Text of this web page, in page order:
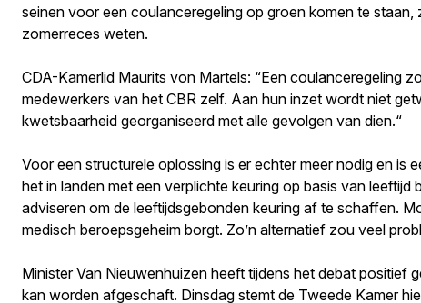
seinen voor een coulanceregeling op groen komen te
zomerreces weten.
CDA-Kamerlid Maurits von Martels: “Een coulanceregeling
medewerkers van het CBR zelf. Aan hun inzet wordt niet
kwetsbaarheid georganiseerd met alle gevolgen van dien.“
Voor een structurele oplossing is er echter meer nodig en is
het in landen met een verplichte keuring op basis van
adviseren om de leeftijdsgebonden keuring af te schaffen.
medisch beroepsgeheim borgt. Zo’n alternatief zou veel
Minister Van Nieuwenhuizen heeft tijdens het debat positief
kan worden afgeschaft. Dinsdag stemt de Tweede Kamer